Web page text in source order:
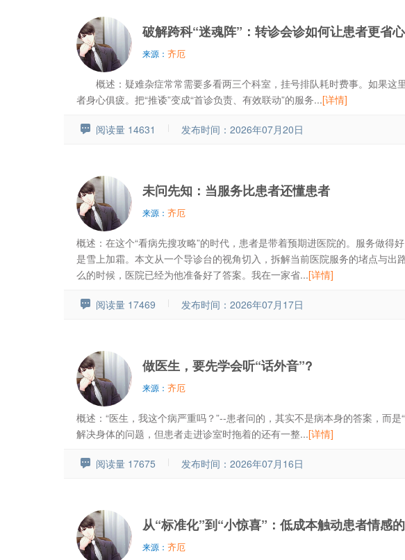
破解跨科“迷魂阵”：转诊会诊如何让患者更省
来源： 齐厄
概述：疑难杂症常常需要多看两三个科室，挂号排队耗时费事。如果这
者身心俱疲。把“推诿”变成“首诊负责、有效联动”的服务...[详情]
阅读量 14631 发布时间：2026年07月20日
未问先知：当服务比患者还懂患者
来源： 齐厄
概述：在这个“看病先搜攻略”的时代，患者是带着预期进医院的。服务做得
是雪上加霜。本文从一个导诊台的视角切入，拆解当前医院服务的堵点与
么的时候，医院已经为他准备好了答案。我在一家省...[详情]
阅读量 17469 发布时间：2026年07月17日
做医生，要先学会听“话外音”?
来源： 齐厄
概述：“医生，我这个病严重吗？”--患者问的，其实不是病本身的答案，而
解决身体的问题，但患者走进诊室时拖着的还有一整...[详情]
阅读量 17675 发布时间：2026年07月16日
从“标准化”到“小惊喜”：低成本触动患者情感
来源： 齐厄